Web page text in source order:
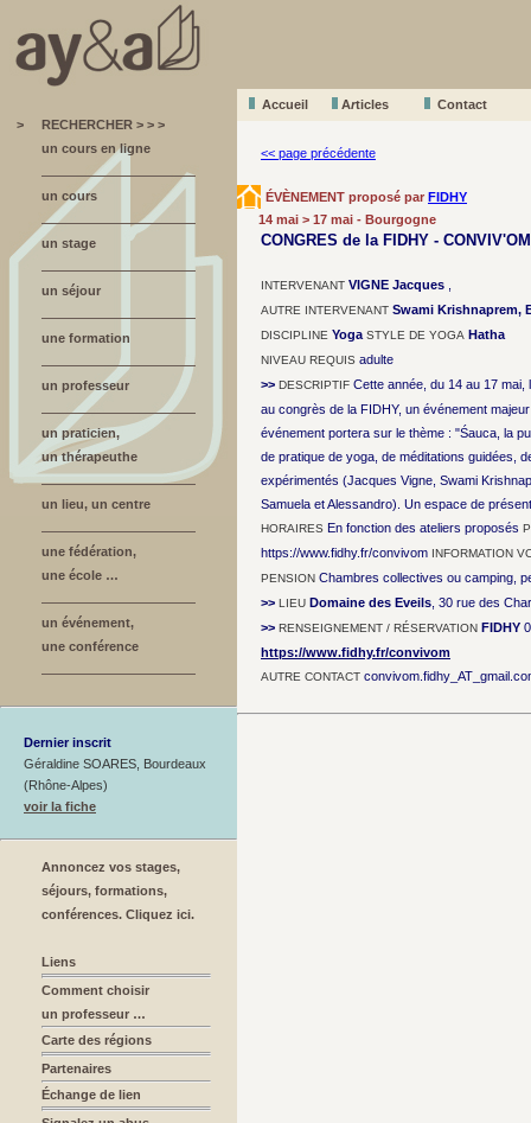
Accueil Articles
Contact
>
RECHERCHER > > >
un cours en ligne
un cours
un stage
un séjour
une formation
un professeur
un praticien,
un thérapeuthe
un lieu, un centre
une fédération,
une école …
un événement,
une conférence
Dernier inscrit
Géraldine SOARES, Bourdeaux
(Rhône-Alpes)
voir la fiche
Annoncez vos stages,
séjours, formations,
conférences. Cliquez ici.
Liens
Comment choisir
un professeur …
Carte des régions
Partenaires
Échange de lien
<< page précédente
ÉVÈNEMENT proposé par FIDHY
14 mai > 17 mai - Bourgogne
CONGRES de la FIDHY - CONVIV'OM
INTERVENANT VIGNE Jacques
AUTRE INTERVENANT Swami Krishnaprem,
DISCIPLINE Yoga STYLE DE YOGA Hatha
NIVEAU REQUIS adulte
>> DESCRIPTIF Cette année, du 14 au 17
au congrès de la FIDHY, un événement
événement portera sur le thème : "Śauca, la
de pratique de yoga, de méditations guidées,
expérimentés (Jacques Vigne, Swami
Samuela et Alessandro). Un espace de
HORAIRES En fonction des ateliers proposés
https://www.fidhy.fr/convivom INFORMATION
PENSION Chambres collectives ou camping,
>> LIEU Domaine des Eveils , 30 rue des
>> RENSEIGNEMENT / RÉSERVATION FIDHY
https://www.fidhy.fr/convivom
AUTRE CONTACT